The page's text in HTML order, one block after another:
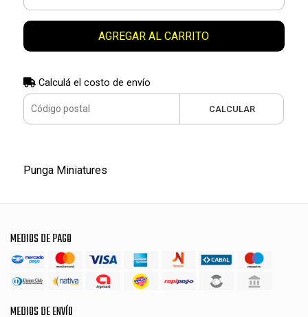
AGREGAR AL CARRITO
Calculá el costo de envío
CALCULAR
Punga Miniatures
MEDIOS DE PAGO
MEDIOS DE ENVÍO